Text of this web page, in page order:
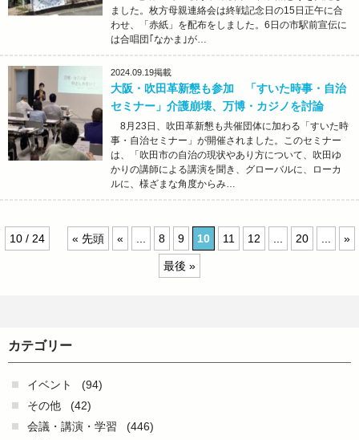
ました。枚方母親連絡会は終戦記念日の15日正午に合
わせ、「赤紙」を配布をしました。6日の市駅前宣伝に
は合唱団｢なかま｣が…
2024.09.19掲載
大阪・吹田革新懇も参加 「すいた時事・自治
セミナー」介護崩壊、万博・カジノを討論
8月23日、吹田革新懇も共催団体に加わる「すいた時
事・自治セミナー」が開催されました。このセミナー
は、「吹田市の自治の現状やあり方について、吹田ゆ
かりの講師による講演を聞き、グローバルに、ローカ
ルに、様ざまな角度からみ…
10 / 24 « 先頭 « 8 9 10 11 12 20 »
最後 »
カテゴリー
イベント
(94)
その他
(42)
会議・講演・学習
(446)